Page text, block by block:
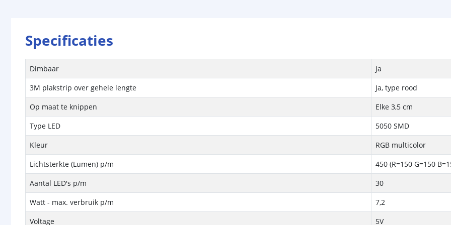
Specificaties
Dimbaar
Ja
3M plakstrip over gehele lengte
Ja, type rood
Op maat te knippen
Elke 3,5 cm
Type LED
5050 SMD
Kleur
RGB multicolor
Lichtsterkte (Lumen) p/m
450 (R=150 G=150
Aantal LED's p/m
30
Watt - max. verbruik p/m
7,2
Voltage
5V